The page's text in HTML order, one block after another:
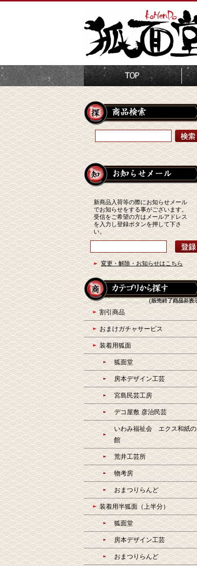
新商品入荷等の際にお知らせメール
でお知らせをする事がございます。
受信をご希望の方はメールアドレス
を入力し登録ボタンを押して下さ
い。
変更・解除・お知らせはこちら
割引商品
おまけガチャサービス
装着用狐面
狐面堂
房本デザイン工芸
宮島民芸工房
デコ屋敷 彦治民芸
いわみ福祉会 エクス和紙の
館
荒井工芸所
物考房
おまつりらんど
装着用半狐面（上半分）
狐面堂
房本デザイン工芸
おまつりらんど